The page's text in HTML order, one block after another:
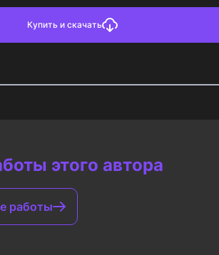
Купить и скачать
этого автора
работы